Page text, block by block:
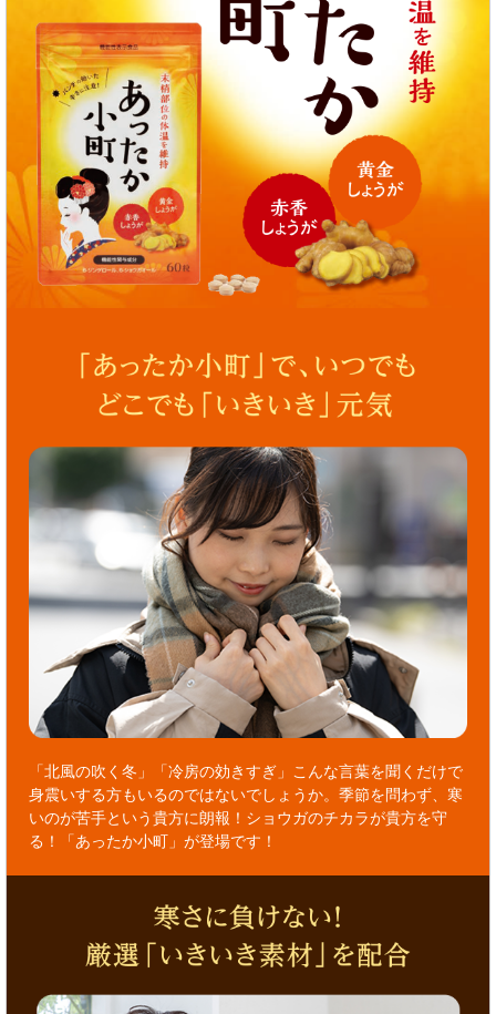
「北風の吹く冬」「冷房の効きすぎ」こんな言葉を聞くだけで
身震いする方もいるのではないでしょうか。季節を問わず、寒
いのが苦手という貴方に朗報！ショウガのチカラが貴方を守
る！「あったか小町」が登場です！